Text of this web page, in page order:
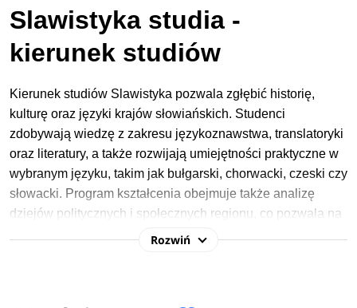
Slawistyka studia -
kierunek studiów
Kierunek studiów Slawistyka pozwala zgłębić historię,
kulturę oraz języki krajów słowiańskich. Studenci
zdobywają wiedzę z zakresu językoznawstwa, translatoryki
oraz literatury, a także rozwijają umiejętności praktyczne w
wybranym języku, takim jak bułgarski, chorwacki, czeski czy
słowacki. Program kształcenia obejmuje także analizę
dziejów politycznych i społecznych regionu, co pozwala na
lepsze zrozumienie kontekstu kulturowego i językowego.
Rozwiń